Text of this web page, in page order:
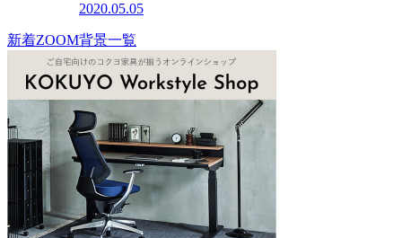
2020.05.05
新着ZOOM背景一覧